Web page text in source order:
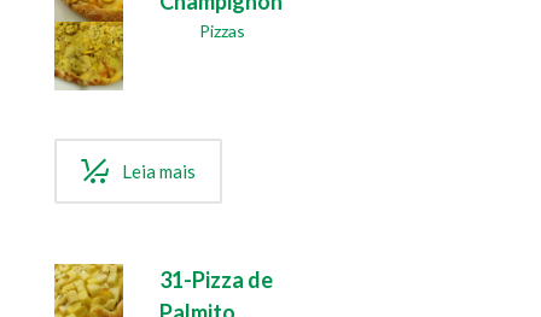
Pizzas
Leia mais
31-Pizza de